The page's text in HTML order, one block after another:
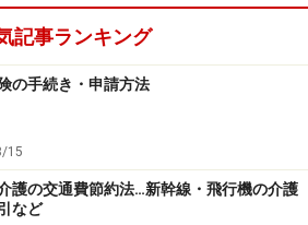
短時間労働者の平均月収はは8万
が8万629円、登録ヘルパーは6万
時間帯が同一時間帯に集中するた
れ限定されるからでしょう。もっ
万6677円となっています。
「交通費」。「移動時間は考慮し
ている 」という事業所はなんと
記事ランキング
の手続き・申請方法
15
護の交通費節約法…新幹線・飛行機の介護
など